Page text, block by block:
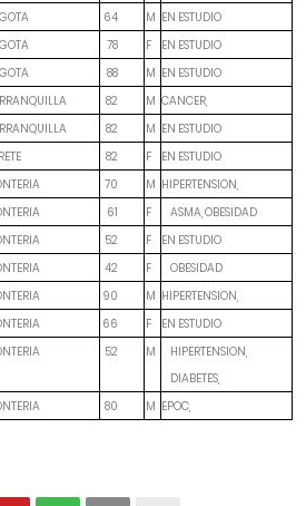
64 M EN ESTUDIO
78 F
EN ESTUDIO
88 M EN ESTUDIO
82 M CANCER,
82 M EN ESTUDIO
82 F
EN ESTUDIO
70 M HIPERTENSION,
61 F
ASMA, OBESIDAD
52 F
EN ESTUDIO
42 F
OBESIDAD
90 M HIPERTENSION,
66 F
EN ESTUDIO
52 M
HIPERTENSION,
DIABETES,
80 M EPOC,